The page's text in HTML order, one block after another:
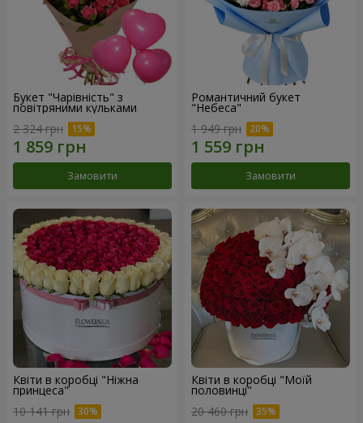
Букет "Чарівність" з
повітряними кульками
2 324 грн
Замовити
Романтичний букет
"Небеса"
1 949 грн
Замовити
Квіти в коробці "Ніжна
принцеса"
10 141 грн
Квіти в коробці "Моїй
половинці"
20 460 грн